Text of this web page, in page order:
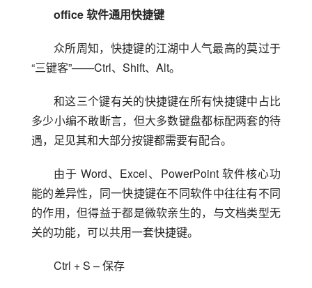
office 软件通用快捷键
众所周知，快捷键的江湖中人气最高的莫过于
“三键客”——Ctrl、Shift、Alt。
和这三个键有关的快捷键在所有快捷键中占比
多少小编不敢断言，但大多数键盘都标配两套的待
遇，足见其和大部分按键都需要有配合。
由于 Word、Excel、PowerPoint 软件核心功
能的差异性，同一快捷键在不同软件中往往有不同
的作用，但得益于都是微软亲生的，与文档类型无
关的功能，可以共用一套快捷键。
Ctrl + S – 保存